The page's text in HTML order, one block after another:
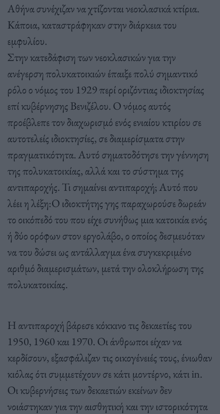
Αθήνα συνέχιζαν να χτίζονται νεοκλασικά κτίρια.
Κάποια, καταστράφηκαν στην διάρκεια του
εμφυλίου.
Στην κατεδάφιση των νεοκλασικών για την
ανέγερση πολυκατοικιών έπαιξε πολύ σημαντικό
ρόλο ο νόμος του 1929 περί οριζόντιας ιδιοκτησίας
επί κυβέρνησης Βενιζέλου. Ο νόμος αυτός
προέβλεπε τον διαχωρισμό ενός ενιαίου κτιρίου σε
αυτοτελείς ιδιοκτησίες, σε διαμερίσματα στην
πραγματικότητα. Αυτό σηματοδότησε την γέννηση
της πολυκατοικίας, αλλά και το σύστημα της
αντιπαροχής. Τι σημαίνει αντιπαροχή; Αυτό που
λέει η λέξη:Ο ιδιοκτήτης γης παραχωρούσε δωρεάν
το οικόπεδό του που είχε συνήθως μια κατοικία ενός
ή δύο ορόφων στον εργολάβο, ο οποίος δεσμευόταν
να του δώσει ως αντάλλαγμα ένα συγκεκριμένο
αριθμό διαμερισμάτων, μετά την ολοκλήρωση της
πολυκατοικίας.
Η αντιπαροχή βάρεσε κόκκινο τις δεκαετίες του
1950, 1960 και 1970. Οι άνθρωποι είχαν να
κερδίσουν, εξασφάλιζαν τις οικογένειές τους, ένιωθαν
κιόλας ότι συμμετέχουν σε κάτι μοντέρνο, κάτι in.
Οι κυβερνήσεις των δεκαετιών εκείνων δεν
νοιάστηκαν για την αισθητική και την ιστορικότητα